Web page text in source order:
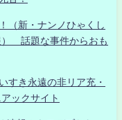
（新・ナンノひゃくし
） 話題な事件からおも
すき永遠の非リア充・
ックサイト